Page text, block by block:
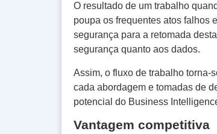
O resultado de um trabalho
poupa os frequentes atos falhos
segurança para a retomada
segurança quanto aos dados.
Assim, o fluxo de trabalho torna-
cada abordagem e tomadas de
potencial do Business
Vantagem competitiva